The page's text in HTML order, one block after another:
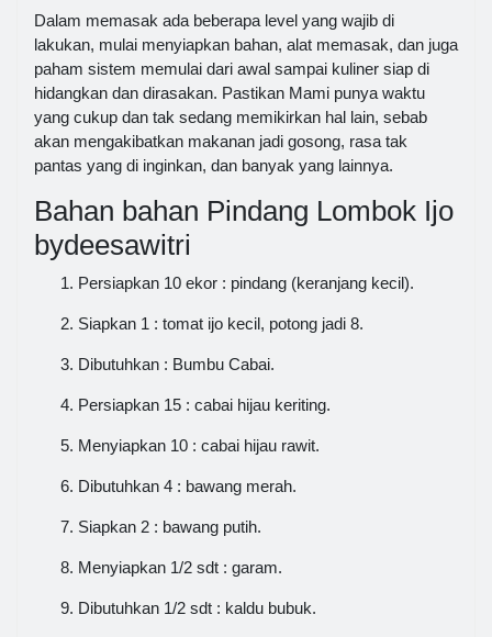
Dalam memasak ada beberapa level yang wajib di
lakukan, mulai menyiapkan bahan, alat memasak, dan juga
paham sistem memulai dari awal sampai kuliner siap di
hidangkan dan dirasakan. Pastikan Mami punya waktu
yang cukup dan tak sedang memikirkan hal lain, sebab
akan mengakibatkan makanan jadi gosong, rasa tak
pantas yang di inginkan, dan banyak yang lainnya.
Bahan bahan Pindang Lombok Ijo
bydeesawitri
Persiapkan 10 ekor : pindang (keranjang kecil).
Siapkan 1 : tomat ijo kecil, potong jadi 8.
Dibutuhkan : Bumbu Cabai.
Persiapkan 15 : cabai hijau keriting.
Menyiapkan 10 : cabai hijau rawit.
Dibutuhkan 4 : bawang merah.
Siapkan 2 : bawang putih.
Menyiapkan 1/2 sdt : garam.
Dibutuhkan 1/2 sdt : kaldu bubuk.